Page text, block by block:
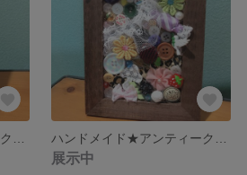
展示中